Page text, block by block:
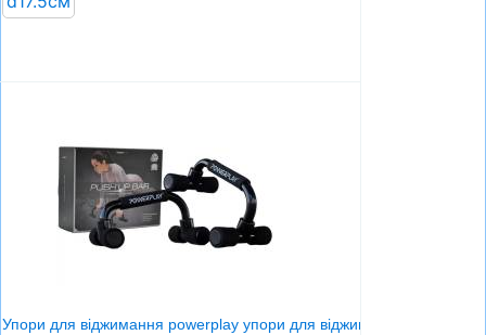
Упори для віджимання powerplay упори для віджимання push up